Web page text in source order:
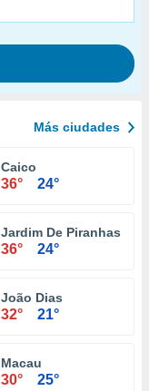
Más ciudades
Caico
36° 24°
Jardim De Piranhas
36° 24°
João Dias
32° 21°
Macau
30° 25°